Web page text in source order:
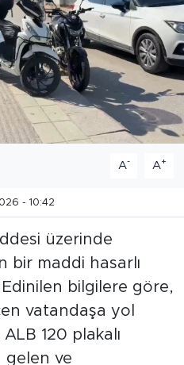
A- A+
- 10:42
üzerinde
bir maddi hasarlı
bilgilere göre,
vatandaşa yol
120 plakalı
gelen ve